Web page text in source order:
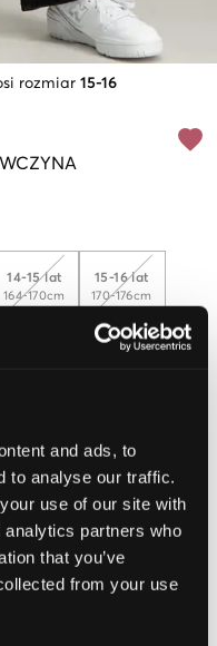
and ads, to
to analyse our traffic.
use of our site with
partners who
that you’ve
from your use
rozmiar 15-16
14-15 lat
164-170cm
15-16 lat
170-176cm